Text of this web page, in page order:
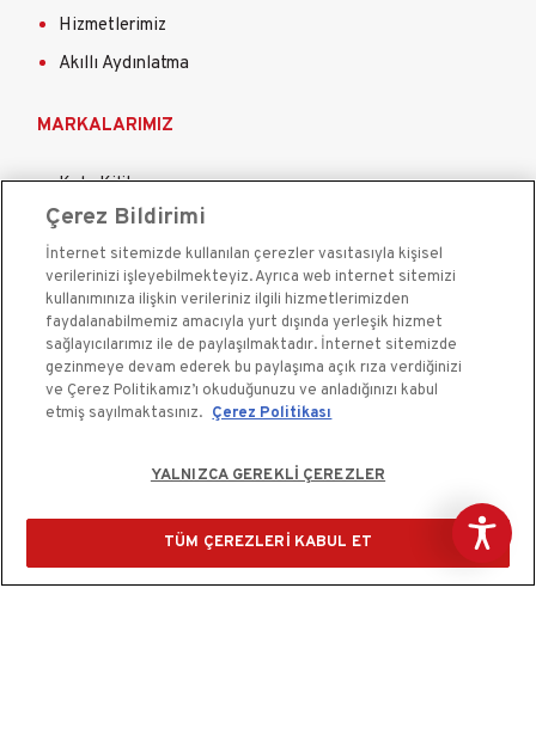
Hizmetlerimiz
Akıllı Aydınlatma
MARKALARIMIZ
Kale Kilit
Kale Çelik Kapı
Kale Çelik Kasa
Kale Kapı Pencere Sistemleri
Kale Sigorta
Çerez Kullanım Bildirimi
Çerez Bildirimi
İnternet sitemizde kullanılan çerezler vasıtasıyla kişisel
verilerinizi işleyebilmekteyiz. Ayrıca web internet sitemizi
kullanımınıza ilişkin verileriniz ilgili hizmetlerimizden
faydalanabilmemiz amacıyla yurt dışında yerleşik hizmet
sağlayıcılarımız ile de paylaşılmaktadır. İnternet sitemizde
gezinmeye devam ederek bu paylaşıma açık rıza verdiğinizi
ve Çerez Politikamız’ı okuduğunuzu ve anladığınızı kabul
etmiş sayılmaktasınız. Çerez Politikası
YALNIZCA GEREKLİ ÇEREZLER
TÜM ÇEREZLERİ KABUL ET